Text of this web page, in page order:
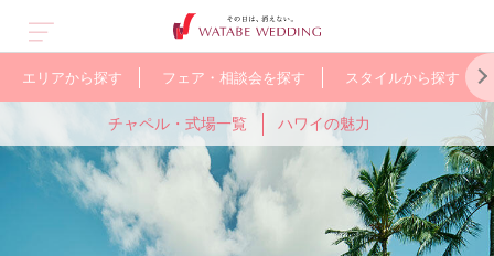
エリアから探す フェア・相談会を探す スタイルから探す
オーストラリア ヨーロッパ
人気のガーデン
ウェディング
少人数で
アットホームに
WEB限定の
お得なプラン
ス
チャペル・式場一覧 ハワイの魅力